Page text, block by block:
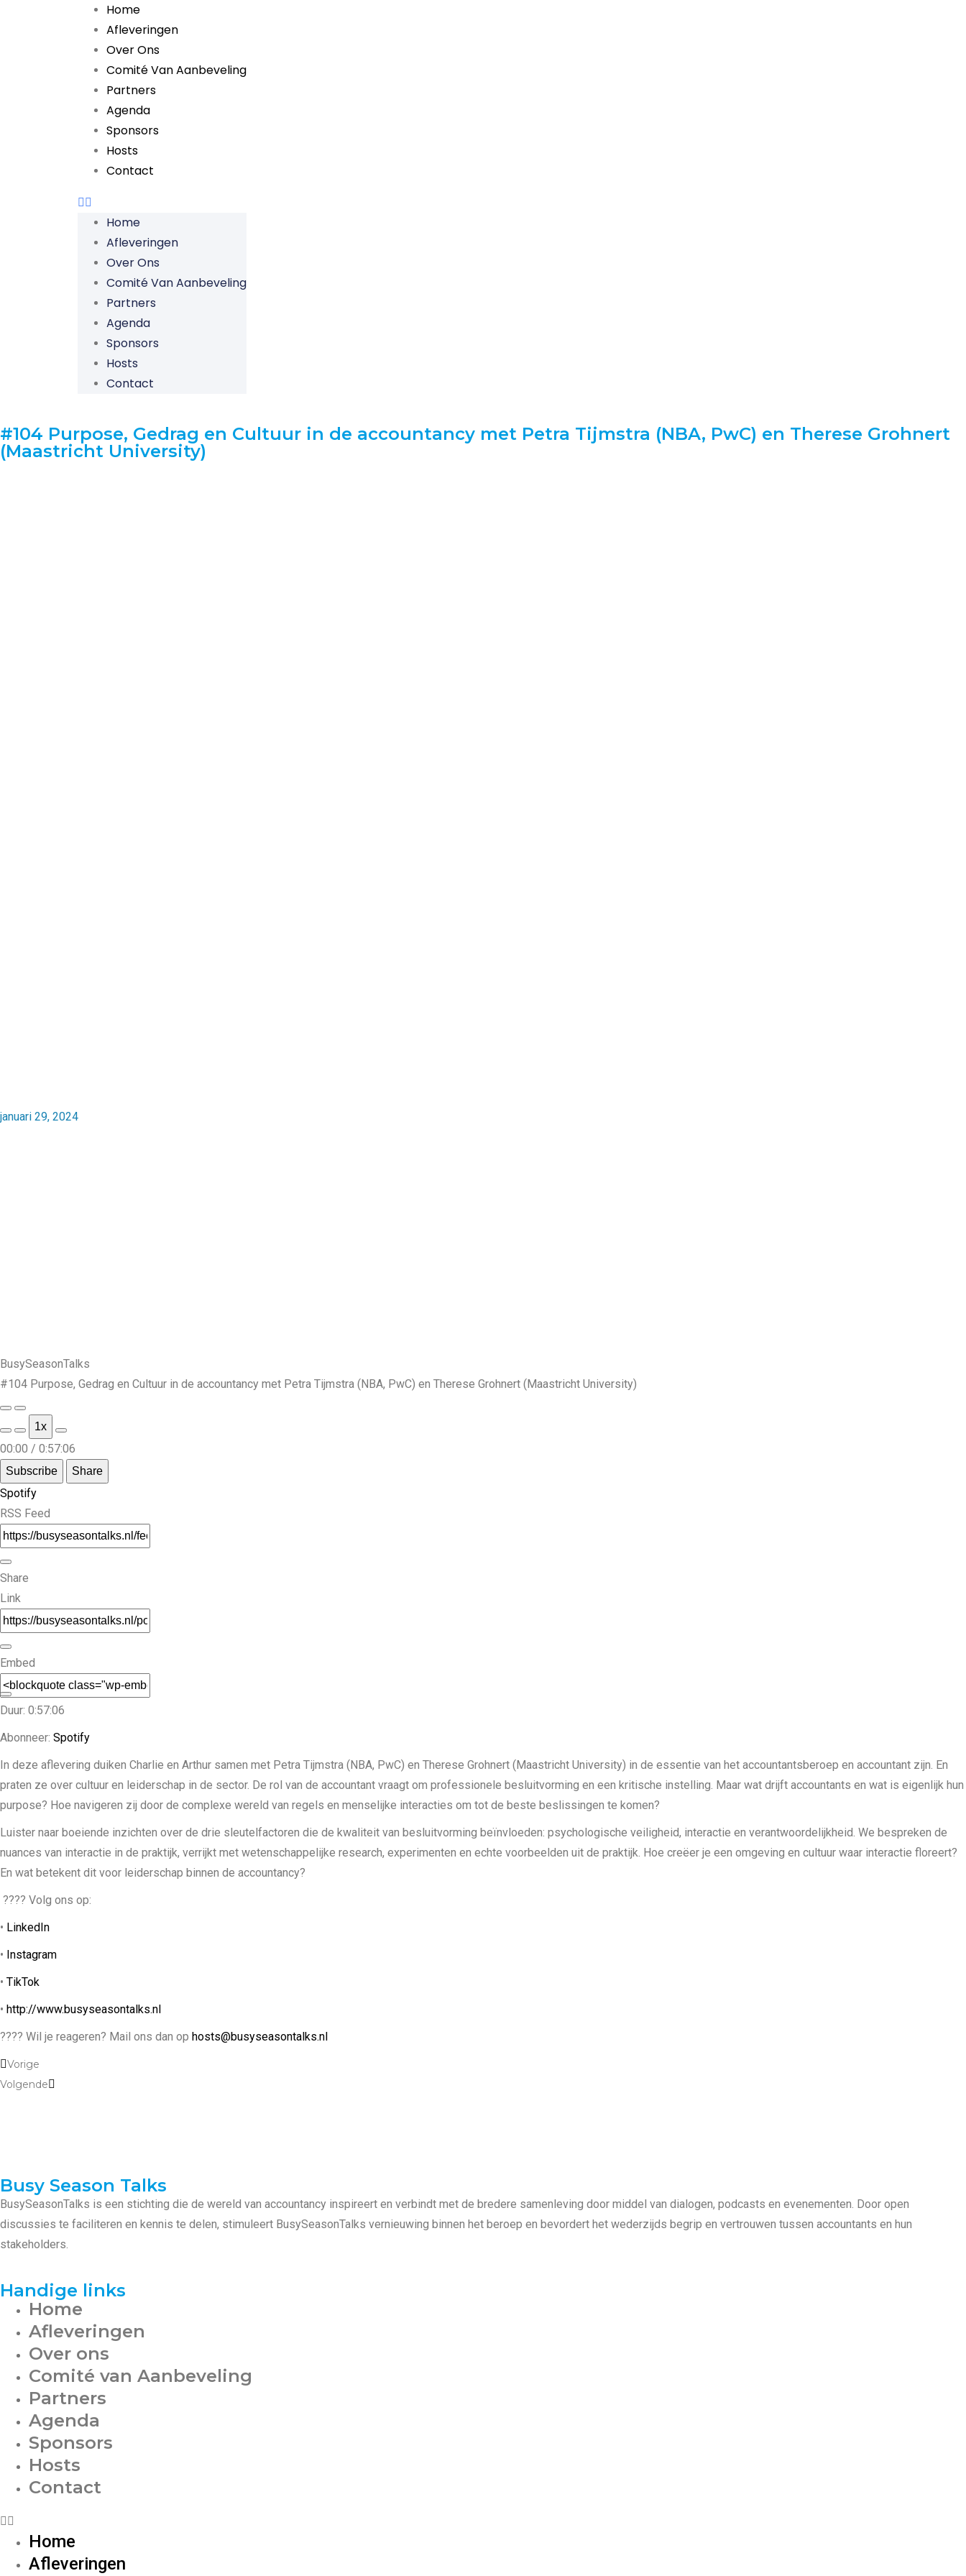
Home
Afleveringen
Over Ons
Comité Van Aanbeveling
Partners
Agenda
Sponsors
Hosts
Contact
Home
Afleveringen
Over Ons
Comité Van Aanbeveling
Partners
Agenda
Sponsors
Hosts
Contact
#104 Purpose, Gedrag en Cultuur in de accountancy met Petra Tijmstra (NBA, PwC) en Therese Grohnert
(Maastricht University)
januari 29, 2024
BusySeasonTalks
#104 Purpose, Gedrag en Cultuur in de accountancy met Petra Tijmstra (NBA, PwC) en Therese Grohnert (Maastricht University)
1x
00:00 / 0:57:06
Subscribe Share
Spotify
RSS Feed
Share
Link
Embed
Duur: 0:57:06
Abonneer: Spotify
In deze aflevering duiken Charlie en Arthur samen met Petra Tijmstra (NBA, PwC) en Therese Grohnert (Maastricht University) in de essentie van het accountantsberoep en accountant zijn. En
praten ze over cultuur en leiderschap in de sector. De rol van de accountant vraagt om professionele besluitvorming en een kritische instelling. Maar wat drijft accountants en wat is eigenlijk hun
purpose? Hoe navigeren zij door de complexe wereld van regels en menselijke interacties om tot de beste beslissingen te komen?
Luister naar boeiende inzichten over de drie sleutelfactoren die de kwaliteit van besluitvorming beïnvloeden: psychologische veiligheid, interactie en verantwoordelijkheid. We bespreken de
nuances van interactie in de praktijk, verrijkt met wetenschappelijke research, experimenten en echte voorbeelden uit de praktijk. Hoe creëer je een omgeving en cultuur waar interactie floreert?
En wat betekent dit voor leiderschap binnen de accountancy?
???? Volg ons op:
• LinkedIn
• Instagram
• TikTok
• http://www.busyseasontalks.nl
???? Wil je reageren? Mail ons dan op hosts@busyseasontalks.nl
Vorige
Volgende
Busy Season Talks
BusySeasonTalks is een stichting die de wereld van accountancy inspireert en verbindt met de bredere samenleving door middel van dialogen, podcasts en evenementen. Door open
discussies te faciliteren en kennis te delen, stimuleert BusySeasonTalks vernieuwing binnen het beroep en bevordert het wederzijds begrip en vertrouwen tussen accountants en hun
stakeholders.
Handige links
Home
Afleveringen
Over ons
Comité van Aanbeveling
Partners
Agenda
Sponsors
Hosts
Contact
Home
Afleveringen